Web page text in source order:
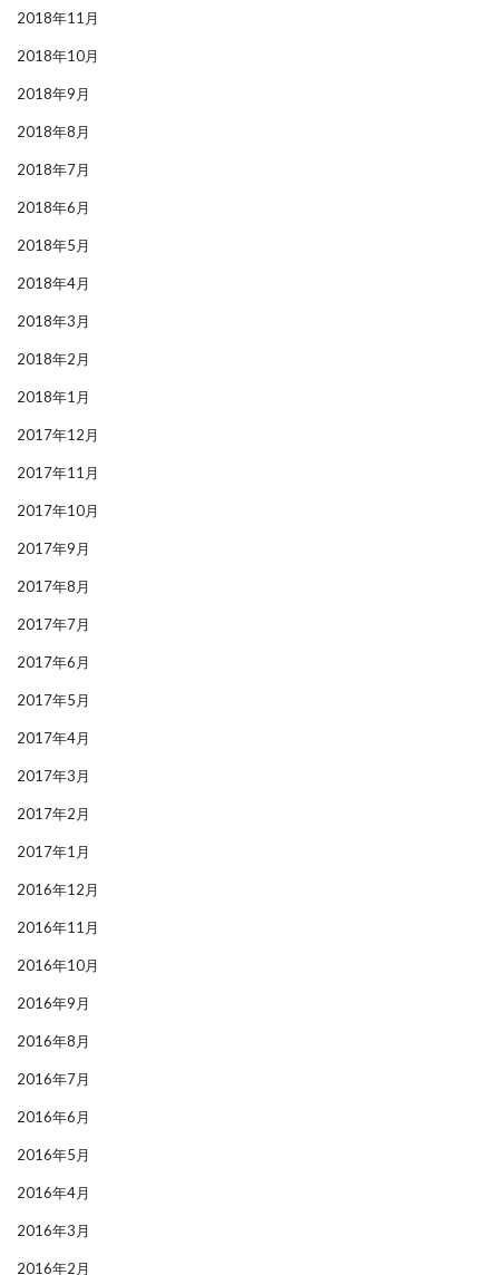
2018年11月
2018年10月
2018年9月
2018年8月
2018年7月
2018年6月
2018年5月
2018年4月
2018年3月
2018年2月
2018年1月
2017年12月
2017年11月
2017年10月
2017年9月
2017年8月
2017年7月
2017年6月
2017年5月
2017年4月
2017年3月
2017年2月
2017年1月
2016年12月
2016年11月
2016年10月
2016年9月
2016年8月
2016年7月
2016年6月
2016年5月
2016年4月
2016年3月
2016年2月